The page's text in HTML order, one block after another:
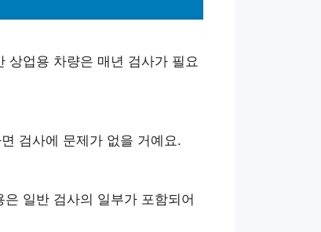
상업용 차량은 매년 검사가 필요
검사에 문제가 없을 거예요.
일반 검사의 일부가 포함되어